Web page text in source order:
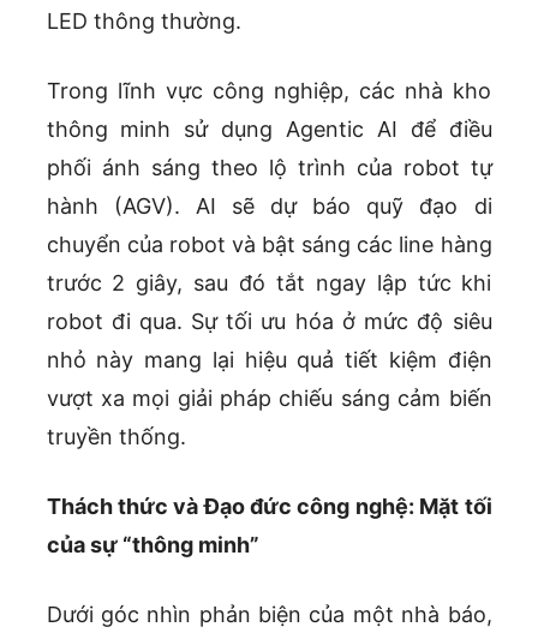
LED thông thường.
Trong lĩnh vực công nghiệp, các nhà kho
thông minh sử dụng Agentic AI để điều
phối ánh sáng theo lộ trình của robot tự
hành (AGV). AI sẽ dự báo quỹ đạo di
chuyển của robot và bật sáng các line hàng
trước 2 giây, sau đó tắt ngay lập tức khi
robot đi qua. Sự tối ưu hóa ở mức độ siêu
nhỏ này mang lại hiệu quả tiết kiệm điện
vượt xa mọi giải pháp chiếu sáng cảm biến
truyền thống.
Thách thức và Đạo đức công nghệ: Mặt tối
của sự “thông minh”
Dưới góc nhìn phản biện của một nhà báo,